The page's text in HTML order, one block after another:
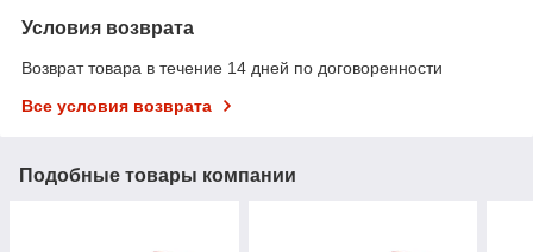
Условия возврата
Возврат товара в течение 14 дней по договоренности
Все условия возврата
Подобные товары компании